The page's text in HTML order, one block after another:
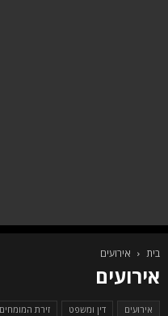
בית אירועים
אירועים
אירועים דין ומשפט זירת המומחים